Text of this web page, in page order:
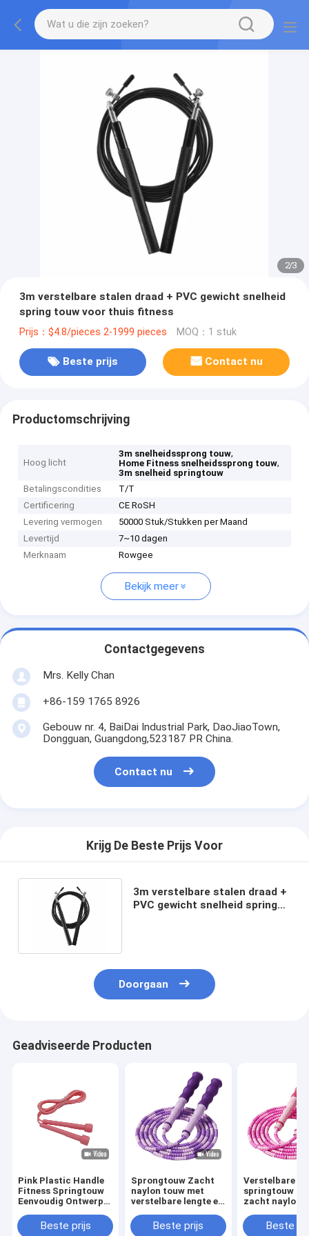
2/3
3m verstelbare stalen draad + PVC gewicht snelheid
spring touw voor thuis fitness
Prijs：$4.8/pieces 2-1999 pieces MOQ：1 stuk
Beste prijs Contact nu
Productomschrijving
Hoog licht
3m snelheidssprong touw,
Home Fitness snelheidssprong touw,
3m snelheid springtouw
Betalingscondities
T/T
Certificering
CE RoSH
Levering vermogen
50000 Stuk/Stukken per Maand
Levertijd
7~10 dagen
Merknaam
Rowgee
Bekijk meer
Contactgegevens
Mrs. Kelly Chan
+86-159 1765 8926
Gebouw nr. 4, BaiDai Industrial Park, DaoJiaoTown,
Dongguan, Guangdong,523187 PR China.
Contact nu
Krijg De Beste Prijs Voor
3m verstelbare stalen draad +
PVC gewicht snelheid spring
Doorgaan
Geadviseerde Producten
Pink Plastic Handle
Fitness Springtouw
Eenvoudig Ontwerp
Beste prijs
Sprongtouw Zacht
naylon touw met
verstelbare lengte en
Ontworpen voor
matige
Beste prijs
Verstelbare
springtouw
zacht naylon
ontwerp
een
Beste